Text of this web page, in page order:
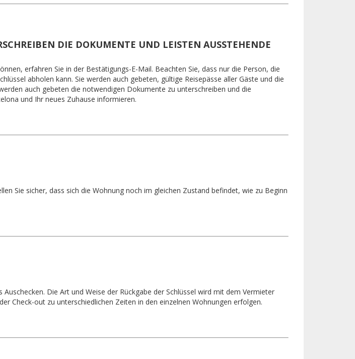
DIE DOKUMENTE UND LEISTEN AUSSTEHENDE
erfahren Sie in der Bestätigungs-E-Mail. Beachten Sie, dass nur die Person, die
abholen kann. Sie werden auch gebeten, gültige Reisepässe aller Gäste und die
auch gebeten die notwendigen Dokumente zu unterschreiben und die
und Ihr neues Zuhause informieren.
Sie sicher, dass sich die Wohnung noch im gleichen Zustand befindet, wie zu Beginn
Die Art und Weise der Rückgabe der Schlüssel wird mit dem Vermieter
Check-out zu unterschiedlichen Zeiten in den einzelnen Wohnungen erfolgen.